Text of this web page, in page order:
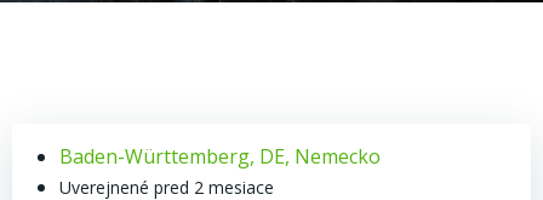
Baden-Württemberg, DE, Nemecko
Uverejnené pred 2 mesiace